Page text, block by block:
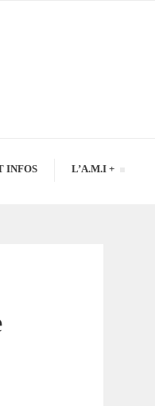
INFOS L’A.M.I +